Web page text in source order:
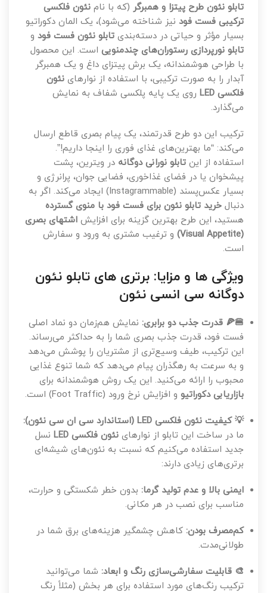
تابلو نئون طرح پیتزا و همبرگر (که با نام نئون فلکسی
ترکیبی فست فود نیز شناخته می‌شود)، یک المان دکوراتیو
بسیار مؤثر و حیاتی در دسته‌بندی تابلو نئون فست فود و
تابلو نورپردازی رستوران‌های چندمنویی است. این محصول
با طراحی هوشمندانه، یک برش پیتزای داغ و یک همبرگر
آبدار را به صورت ترکیبی، با استفاده از نوارهای نئون
فلکسی LED
روی یک پایه پلکسی شفاف به نمایش
می‌گذارد.
ترکیب این دو طرح قدرتمند، یک پیام بصری قاطع ارسال
می‌کند: “ما بهترین‌های غذای فوری را اینجا داریم!”.
استفاده از این تابلو نورانی دوگانه در ویترین، پشت
پیشخوان یا در فضای غذاخوری، فضایی جوان، پرانرژی و
بسیار عکس‌پسند (Instagrammable) ایجاد می‌کند. اگر به
دنبال خرید تابلو نئون برای فست فود با منوی گسترده
هستید، این طرح بهترین گزینه برای افزایش اشتهای بصری
(Visual Appetite)
و ترغیب مشتری به ورود و سفارش
است.
ویژگی ها و مزایا: برتری های تابلو نئون
دوگانه سی انسی نئون
🍔🍕 قدرت جذب دو برابری: نمایش هم‌زمان دو نماد اصلی
فست فود، قدرت جذب بصری شما را به حداکثر می‌رساند.
این ترکیب، طیف وسیع‌تری از مشتریان را پوشش می‌دهد
و به سرعت به رهگذران پیام می‌دهد که شما تنوع غذایی
محبوب را ارائه می‌کنید. این یک روش هوشمندانه برای
بازاریابی دکوراتیو و افزایش نرخ ورود (Foot Traffic) است.
💡 کیفیت نئون فلکسی LED (استاندارد سی ان سی نئون):
ما در ساخت این تابلو از نوارهای نئون فلکسی LED
نسل
جدید استفاده می‌کنیم که نسبت به نئون‌های شیشه‌ای
برتری‌های زیادی دارند:
ایمنی بالا و عدم تولید گرما: بدون خطر شکستگی و حرارت،
مناسب برای نصب در هر مکانی.
کم‌مصرف بودن: کاهش چشمگیر هزینه‌های برق شما در
طولانی‌مدت.
🎨 قابلیت سفارشی‌سازی رنگ و ابعاد: شما می‌توانید
ترکیب رنگ‌های مورد استفاده برای هر بخش (مثلاً رنگ